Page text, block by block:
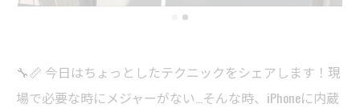
🔧📏 今日はちょっとしたテクニックをシェアします！現
場で必要な時にメジャーがない...そんな時、iPhoneに内蔵